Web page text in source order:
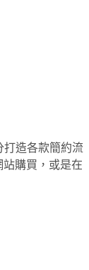
打造各款簡約流
站購買，或是在